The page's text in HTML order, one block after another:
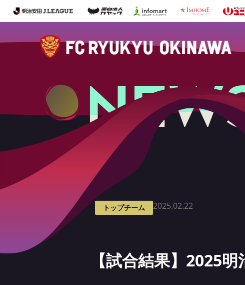
最新情報
トップチーム 2025.02.22
【試合結果】2025